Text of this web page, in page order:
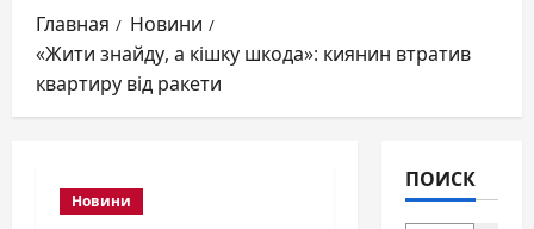
Главная
Новини
«Жити знайду, а кішку шкода»: киянин втратив
квартиру від ракети
Новини
ПОИСК